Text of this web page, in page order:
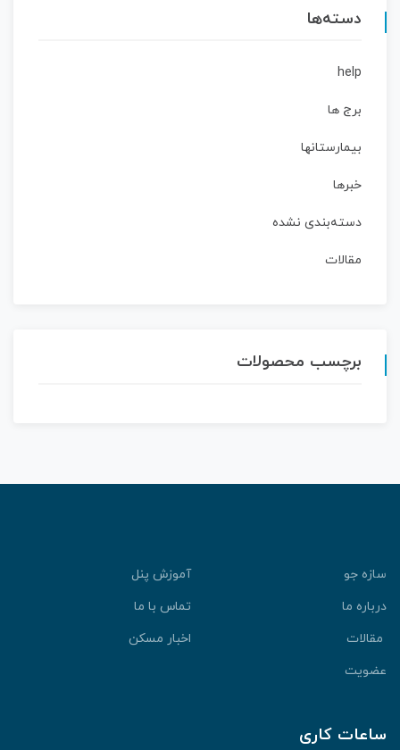
دسته‌ها
help
برج ها
بیمارستانها
خبرها
دسته‌بندی نشده
مقالات
برچسب محصولات
جو
آموزش پنل
ما
تماس با ما
اخبار مسکن
کاری